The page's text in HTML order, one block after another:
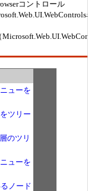
コントロール
ューを
ツリー
のツリ
ューを
ノード